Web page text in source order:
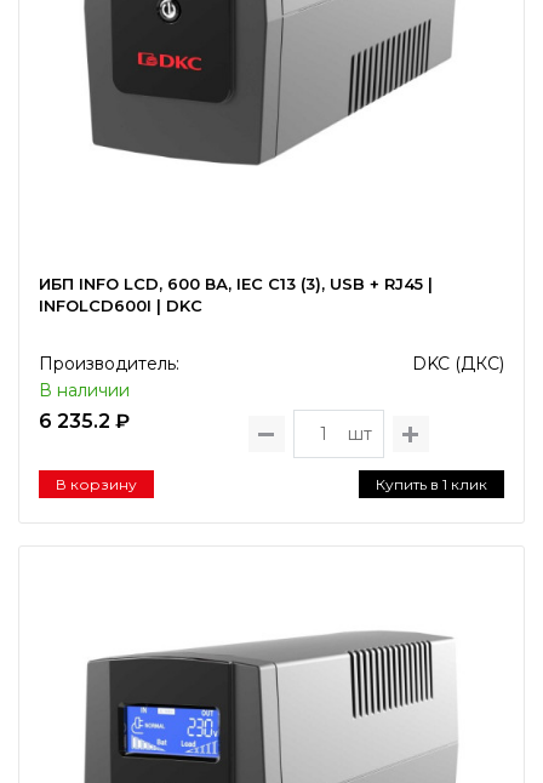
ИБП INFO LCD, 600 ВА, IEC C13 (3), USB + RJ45 |
INFOLCD600I | DKC
Производитель:
DKC (ДКС)
В наличии
6 235.2 ₽
шт
В корзину Купить в 1 клик